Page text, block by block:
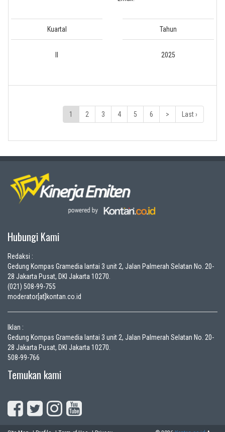
Kuartal Tahun
2025
1 2 3 4 5 6 > Last ›
Hubungi Kami
Redaksi :
Gedung Kompas Gramedia lantai 3 unit 2, Jalan Palmerah Selatan No. 20-
28 Jakarta Pusat, DKI Jakarta 10270.
(021) 508-99-755
moderator[at]kontan.co.id
Iklan :
Gedung Kompas Gramedia lantai 3 unit 2, Jalan Palmerah Selatan No. 20-
28 Jakarta Pusat, DKI Jakarta 10270.
508-99-766
Temukan kami